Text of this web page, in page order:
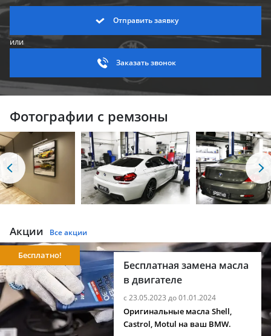
Отправить заявку
или
Заказать звонок
Фотографии с ремзоны
Акции Все акции
Бесплатная замена масла
в двигателе
с 23.05.2023 до 01.01.2024
Бесплатно!
Оригинальные масла Shell,
Castrol, Motul на ваш BMW.